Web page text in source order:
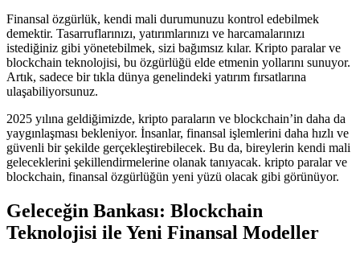
Finansal özgürlük, kendi mali durumunuzu kontrol edebilmek
demektir. Tasarruflarınızı, yatırımlarınızı ve harcamalarınızı
istediğiniz gibi yönetebilmek, sizi bağımsız kılar. Kripto paralar ve
blockchain teknolojisi, bu özgürlüğü elde etmenin yollarını sunuyor.
Artık, sadece bir tıkla dünya genelindeki yatırım fırsatlarına
ulaşabiliyorsunuz.
2025 yılına geldiğimizde, kripto paraların ve blockchain’in daha da
yaygınlaşması bekleniyor. İnsanlar, finansal işlemlerini daha hızlı ve
güvenli bir şekilde gerçekleştirebilecek. Bu da, bireylerin kendi mali
geleceklerini şekillendirmelerine olanak tanıyacak. kripto paralar ve
blockchain, finansal özgürlüğün yeni yüzü olacak gibi görünüyor.
Geleceğin Bankası: Blockchain
Teknolojisi ile Yeni Finansal Modeller